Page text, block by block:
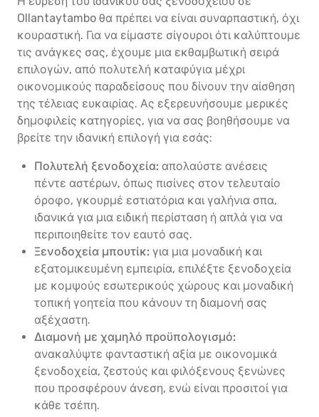
Ollantaytambo θα πρέπει να είναι συναρπαστική, όχι
κουραστική. Για να είμαστε σίγουροι ότι καλύπτουμε
τις ανάγκες σας, έχουμε μια εκθαμβωτική σειρά
επιλογών, από πολυτελή καταφύγια μέχρι
οικονομικούς παραδείσους που δίνουν την αίσθηση
της τέλειας ευκαιρίας. Ας εξερευνήσουμε μερικές
δημοφιλείς κατηγορίες, για να σας βοηθήσουμε να
βρείτε την ιδανική επιλογή για εσάς:
Πολυτελή ξενοδοχεία: απολαύστε ανέσεις
πέντε αστέρων, όπως πισίνες στον τελευταίο
όροφο, γκουρμέ εστιατόρια και γαλήνια σπα,
ιδανικά για μια ειδική περίσταση ή απλά για να
περιποιηθείτε τον εαυτό σας.
Ξενοδοχεία μπουτίκ: για μια μοναδική και
εξατομικευμένη εμπειρία, επιλέξτε ξενοδοχεία
με κομψούς εσωτερικούς χώρους και μοναδική
τοπική γοητεία που κάνουν τη διαμονή σας
αξέχαστη.
Διαμονή με χαμηλό προϋπολογισμό:
ανακαλύψτε φανταστική αξία με οικονομικά
ξενοδοχεία, ζεστούς και φιλόξενους ξενώνες
που προσφέρουν άνεση, ενώ είναι προσιτοί για
κάθε τσέπη.